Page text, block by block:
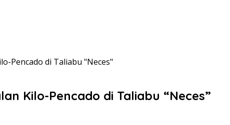
Pencado di Taliabu "Neces"
Kilo-Pencado di Taliabu “Neces”